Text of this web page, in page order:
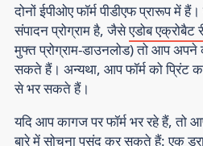
दोनों ईपीओए फॉर्म पीडीएफ प्रारूप में
संपादन प्रोग्राम है, जैसेएडोब एक्रोबैट
मुफ्त प्रोग्राम-डाउनलोड) तो आप अपने
सकते हैं। अन्यथा, आप फॉर्म को
से भर सकते हैं।
यदि आप कागज पर फॉर्म भर रहे हैं, तो
बारे में सोचना पसंद कर सकते हैं: एक